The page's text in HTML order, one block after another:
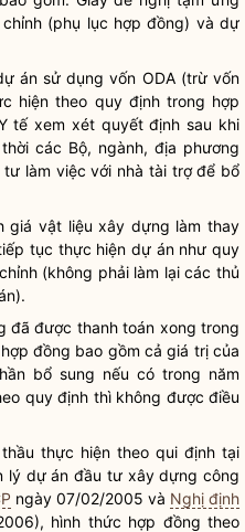
(phụ lục hợp đồng) và dự
án sử dụng vốn ODA (trừ vốn
hiện theo quy định trong hợp
tế xem xét quyết định sau khi
các Bộ, ngành, địa phương
làm việc với nhà tài trợ để bổ
giá vật liệu xây dựng làm thay
tục thực hiện dự án như quy
(không phải làm lại các thủ
đã được thanh toán xong trong
đồng bao gồm cả giá trị của
bổ sung nếu có trong năm
quy định thì không được điều
thực hiện theo qui định tại
lý dự án đầu tư xây dựng công
ngày 07/02/2005 và Nghị định
hình thức hợp đồng theo